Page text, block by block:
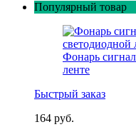
Популярный товар
Фонарь
ленте
Быстрый заказ
164 руб.